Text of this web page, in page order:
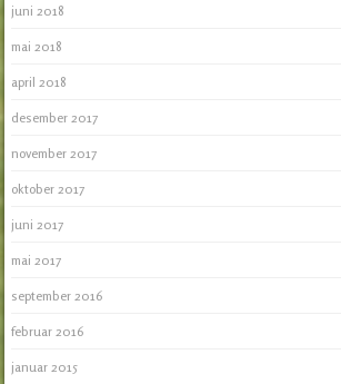
juni 2018
mai 2018
april 2018
desember 2017
november 2017
oktober 2017
juni 2017
mai 2017
september 2016
februar 2016
januar 2015